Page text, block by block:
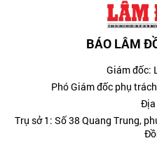
BÁO LÂM
Giám đốc:
Phó Giám đốc phụ
Địa
Trụ sở 1: Số 38 Quang Trung,